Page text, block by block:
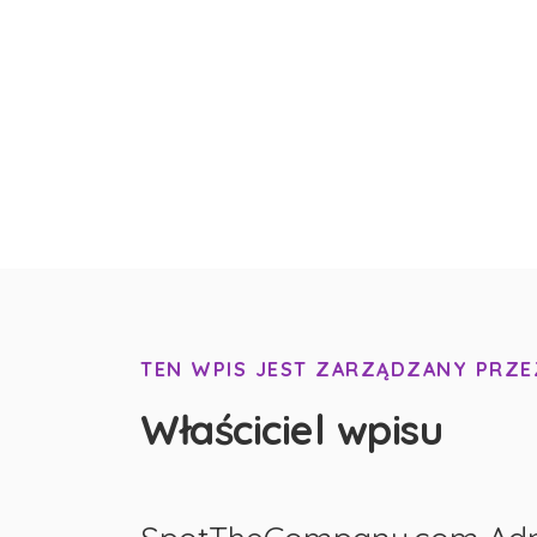
TEN WPIS JEST ZARZĄDZANY
Właściciel wpisu